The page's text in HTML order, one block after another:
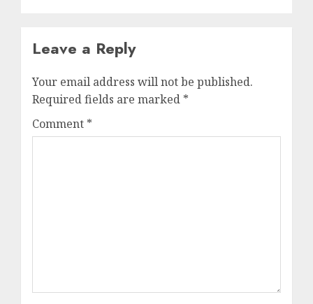
Leave a Reply
Your email address will not be published.
Required fields are marked *
Comment *